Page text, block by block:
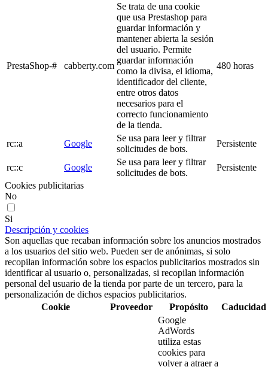
PrestaShop-# cabberty.com
Se trata de una cookie
que usa Prestashop para
guardar información y
mantener abierta la sesión
del usuario. Permite
guardar información
como la divisa, el idioma,
identificador del cliente,
entre otros datos
necesarios para el
correcto funcionamiento
de la tienda.
480 horas
rc::a Google
Se usa para leer y filtrar
solicitudes de bots.
Persistente
rc::c Google
Se usa para leer y filtrar
solicitudes de bots.
Persistente
Cookies publicitarias
No
Si
Descripción y cookies
Son aquellas que recaban información sobre los anuncios mostrados
a los usuarios del sitio web. Pueden ser de anónimas, si solo
recopilan información sobre los espacios publicitarios mostrados sin
identificar al usuario o, personalizadas, si recopilan información
personal del usuario de la tienda por parte de un tercero, para la
personalización de dichos espacios publicitarios.
Cookie
Proveedor Propósito
Caducidad
Google
AdWords
utiliza estas
cookies para
volver a atraer a